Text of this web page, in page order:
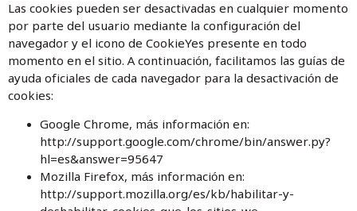
Las cookies pueden ser desactivadas en cualquier momento
por parte del usuario mediante la configuración del
navegador y el icono de CookieYes presente en todo
momento en el sitio. A continuación, facilitamos las guías de
ayuda oficiales de cada navegador para la desactivación de
cookies:
Google Chrome, más información en:
http://support.google.com/chrome/bin/answer.py?
hl=es&answer=95647
Mozilla Firefox, más información en:
http://support.mozilla.org/es/kb/habilitar-y-